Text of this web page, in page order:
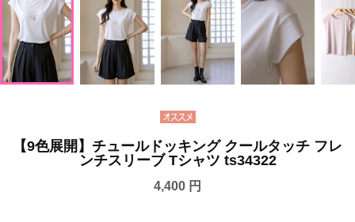
【9色展開】チュールドッキング クールタッチ フレ
ンチスリーブ Tシャツ ts34322
4,400 円